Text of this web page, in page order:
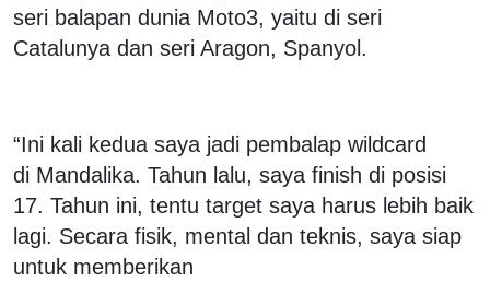
seri balapan dunia Moto3, yaitu di seri
Catalunya dan seri Aragon, Spanyol.
“Ini kali kedua saya jadi pembalap wildcard
di Mandalika. Tahun lalu, saya finish di posisi
17. Tahun ini, tentu target saya harus lebih baik
lagi. Secara fisik, mental dan teknis, saya siap
untuk memberikan